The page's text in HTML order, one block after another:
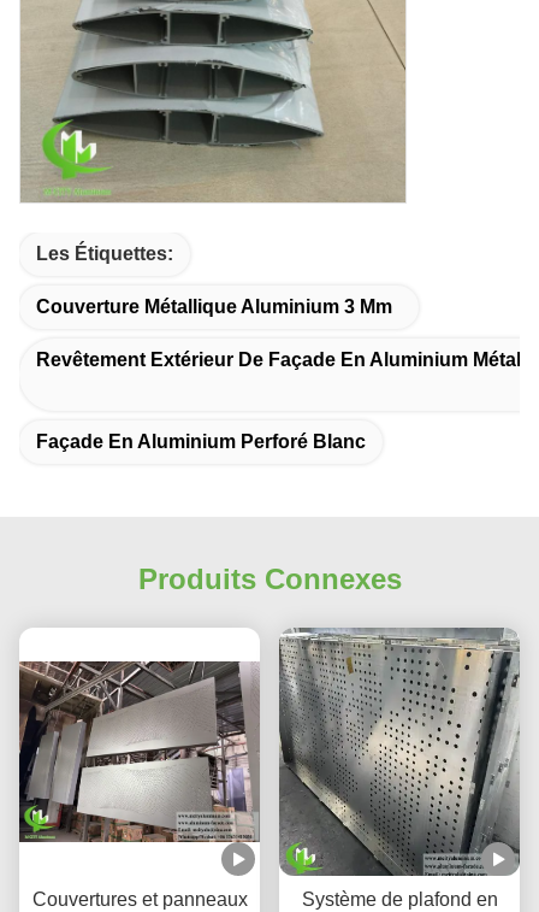
Les Étiquettes:
Couverture Métallique Aluminium 3 Mm
Revêtement Extérieur De Façade En Aluminium
Façade En Aluminium Perforé Blanc
Produits Connexes
Couvertures et panneaux
Système de plafond en